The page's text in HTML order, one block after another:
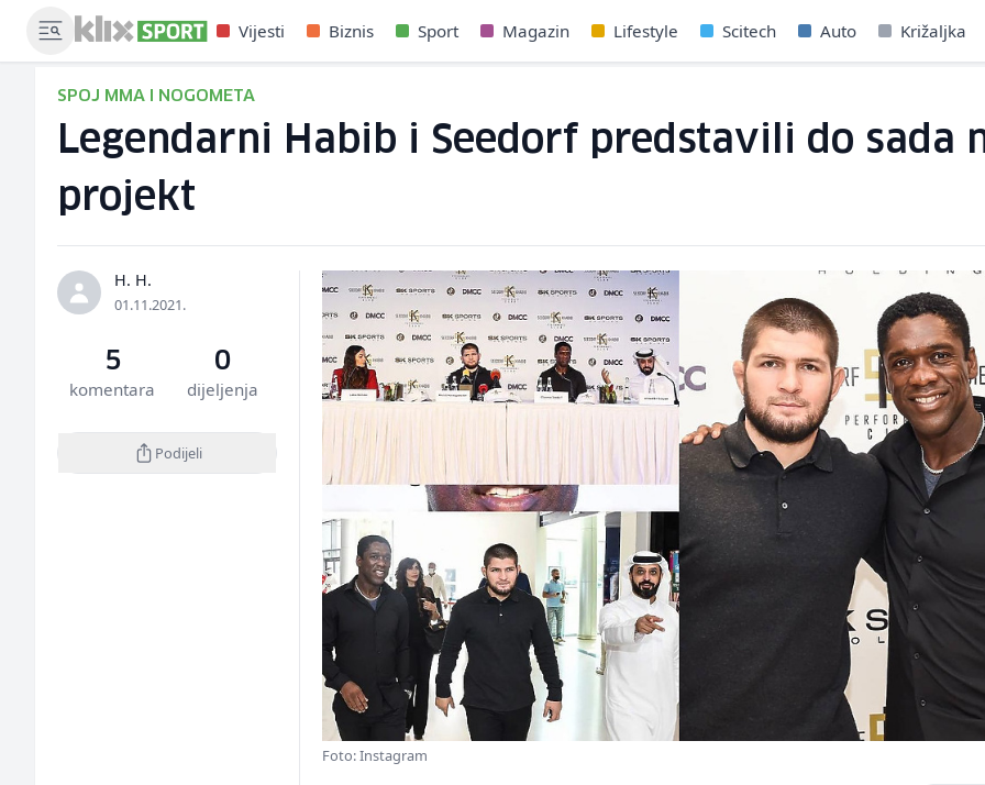
Vijesti Biznis Sport Magazin Lifestyle Scitech Auto Križaljka
SPOJ MMA I NOGOMETA
Legendarni Habib i Seedorf predstavili do sada
projekt
H. H.
01.11.2021.
5
komentara
0
dijeljenja
Podijeli
Foto: Instagram